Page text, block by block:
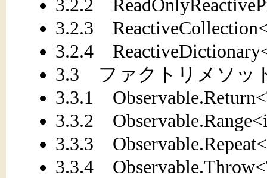
3.2.2
3.2.3
3.2.4
3.3 ファクトリメソッ
3.3.1
3.3.2
3.3.3
3.3.4